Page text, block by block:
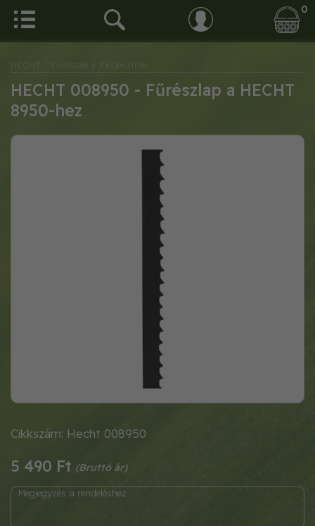
0
HECHT / Fűrészek / Kiegészítők
HECHT 008950 - Fűrészlap a HECHT
8950-hez
Cikkszám: Hecht 008950
5 490 Ft